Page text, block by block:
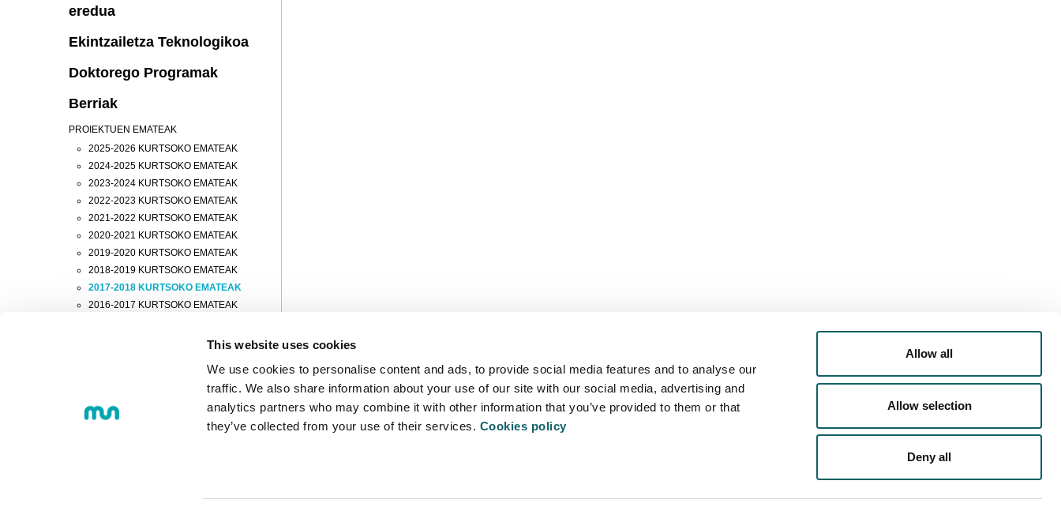
This website uses cookies
We use cookies to personalise content and ads, to provide social media features and to analyse our
traffic. We also share information about your use of our site with our social media, advertising and
analytics partners who may combine it with other information that you’ve provided to them or that
they’ve collected from your use of their services. Cookies policy
Allow all
Allow selection
Deny all
eredua
Ekintzailetza Teknologikoa
Doktorego Programak
Berriak
PROIEKTUEN EMATEAK
2025-2026 KURTSOKO EMATEAK
2024-2025 KURTSOKO EMATEAK
2023-2024 KURTSOKO EMATEAK
2022-2023 KURTSOKO EMATEAK
2021-2022 KURTSOKO EMATEAK
2020-2021 KURTSOKO EMATEAK
2019-2020 KURTSOKO EMATEAK
2018-2019 KURTSOKO EMATEAK
2017-2018 KURTSOKO EMATEAK
2016-2017 KURTSOKO EMATEAK
2014-2015 KURTSOKO EMATEAK
2012-2013 KURTSOKO EMATEAK
2011-2012 KURTSOKO EMATEAK
2010-2011 KURTSOKO EMATEAK
Loramendi, 4. Posta-kutxa 23 - 20500 Arrasate - Mondragon